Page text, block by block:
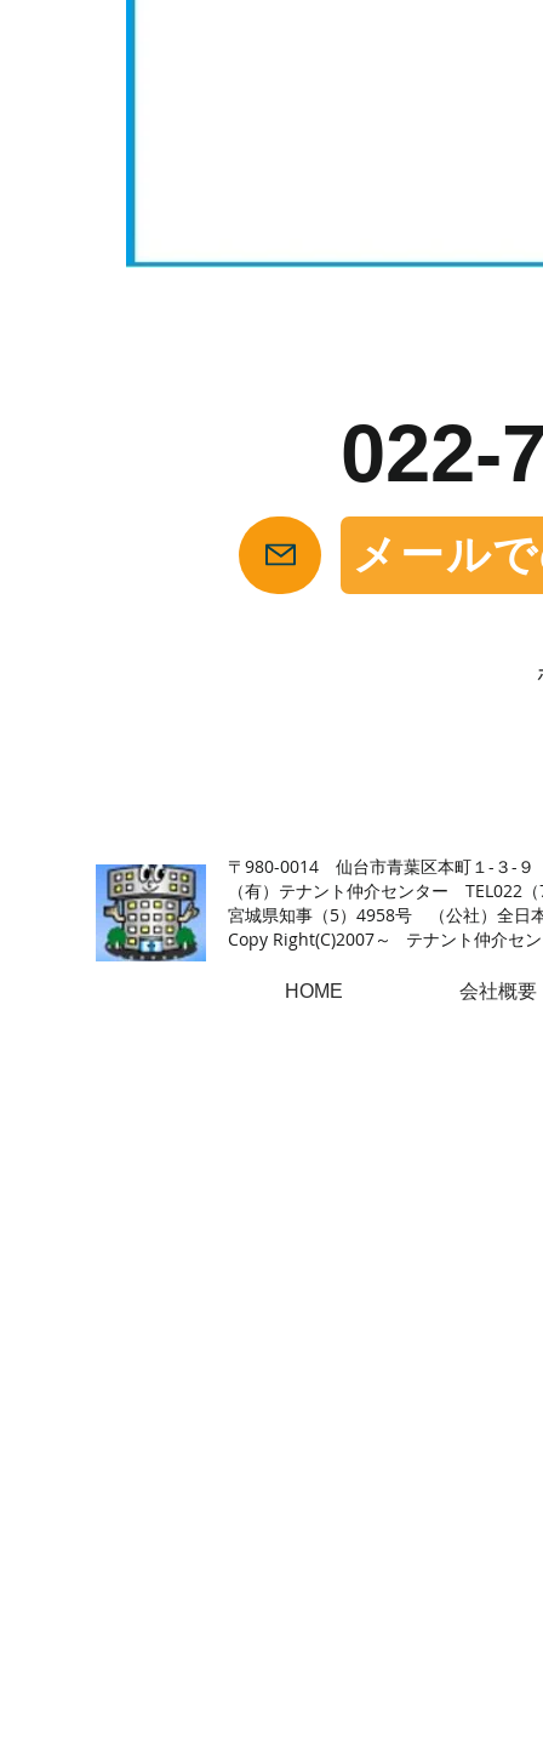
022-
メール
〒980-0014 仙台市青葉区本町１-３-９
（有）テナント仲介センター TEL022
宮城県知事（5）4958号 （公社）全日
Copy Right(C)2007～ テナント仲介セ
HOME 会社概要